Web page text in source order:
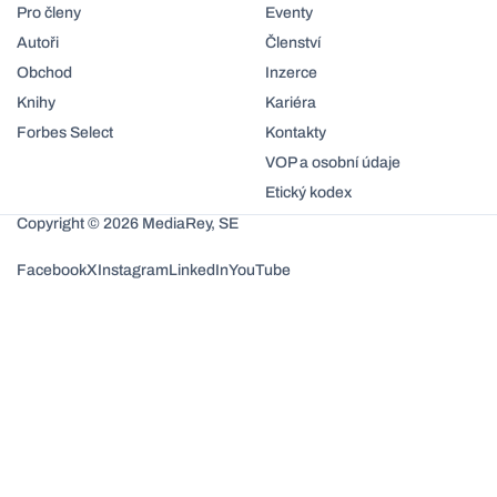
Pro členy
Autoři
Obchod
Knihy
Forbes Select
Eventy
Členství
Inzerce
Kariéra
Kontakty
VOP a osobní údaje
Etický kodex
Copyright © 2026 MediaRey, SE
FacebookXInstagramLinkedInYouTube